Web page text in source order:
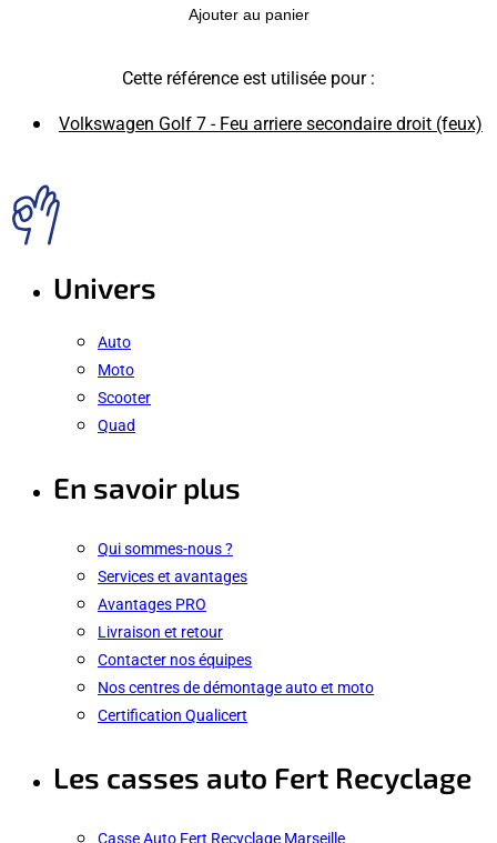
Ajouter au panier
Cette référence est utilisée pour :
Volkswagen Golf 7 - Feu arriere secondaire droit (feux)
Univers
Auto
Moto
Scooter
Quad
En savoir plus
Qui sommes-nous ?
Services et avantages
Avantages PRO
Livraison et retour
Contacter nos équipes
Nos centres de démontage auto et moto
Certification Qualicert
Les casses auto Fert Recyclage
Casse Auto Fert Recyclage Marseille